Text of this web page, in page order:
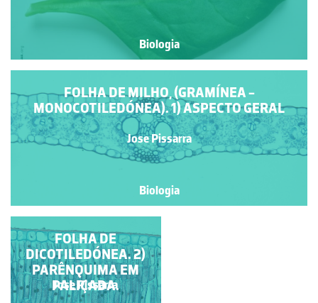
Biologia
FOLHA DE MILHO, (GRAMÍNEA -
MONOCOTILEDÓNEA). 1) ASPECTO GERAL
Jose Pissarra
Biologia
FOLHA DE
DICOTILEDÓNEA. 1)
ORGANIZAÇÃO
DORSIVENTRAL.
Jose Pissarra
FOLHA DE
DICOTILEDÓNEA. 2)
PARÊNQUIMA EM
PALIÇADA.
Jose Pissarra